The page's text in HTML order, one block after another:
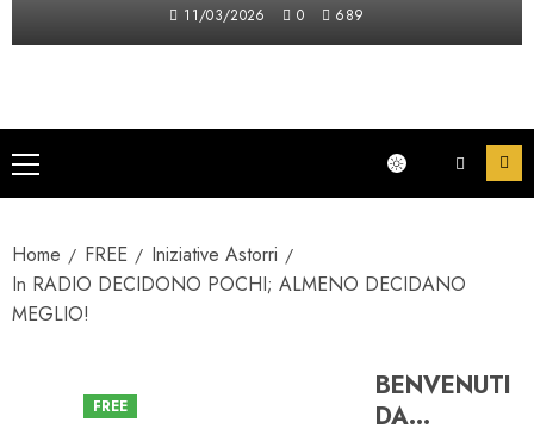
11/03/2026 0 689
Menu
principale
Home FREE
Iniziative Astorri
In RADIO DECIDONO POCHI; ALMENO DECIDANO
MEGLIO!
FREE
BENVENUTI
DA…